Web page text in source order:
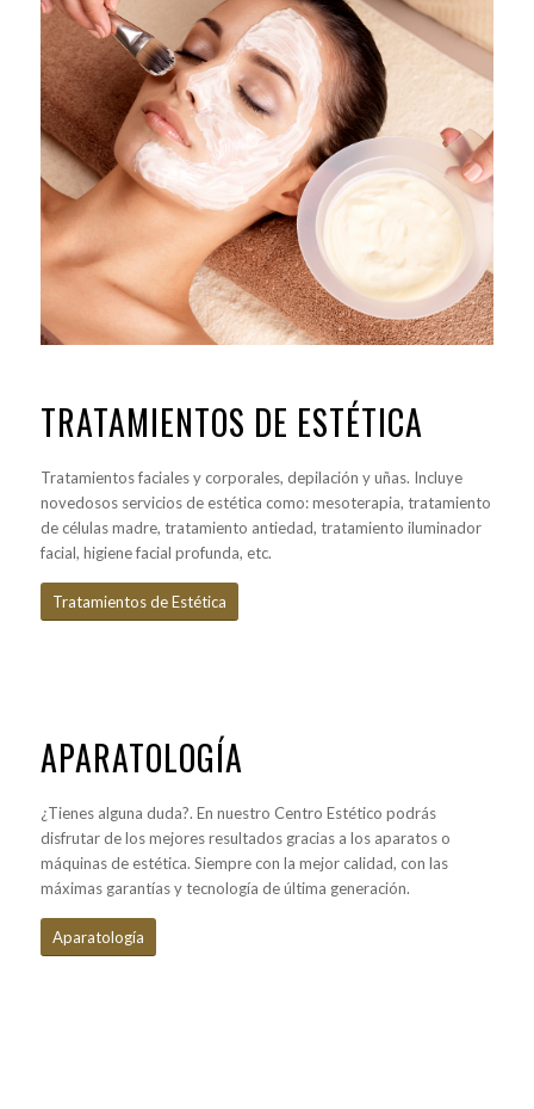
TRATAMIENTOS DE ESTÉTICA
Tratamientos faciales y corporales, depilación y uñas. Incluye
novedosos servicios de estética como: mesoterapia, tratamiento
de células madre, tratamiento antiedad, tratamiento iluminador
facial, higiene facial profunda, etc.
Tratamientos de Estética
APARATOLOGÍA
¿Tienes alguna duda?. En nuestro Centro Estético podrás
disfrutar de los mejores resultados gracias a los aparatos o
máquinas de estética. Siempre con la mejor calidad, con las
máximas garantías y tecnología de última generación.
Aparatología